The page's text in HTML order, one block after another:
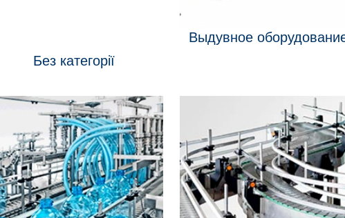
Без категорії
Выдувное